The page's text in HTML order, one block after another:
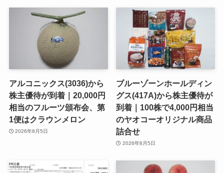
アルコニックス(3036)から
株主優待が到着｜20,000円
相当のフルーツ頒布会、第
1便はクラウンメロン
2026年8月5日
ブルーゾーンホールディン
グス(417A)から株主優待が
到着｜100株で4,000円相当
のヤオコーオリジナル商品
詰合せ
2026年8月5日